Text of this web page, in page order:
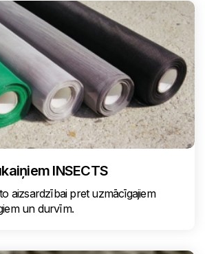
INSECTS
aizsardzībai pret uzmācīgajiem
un durvīm.